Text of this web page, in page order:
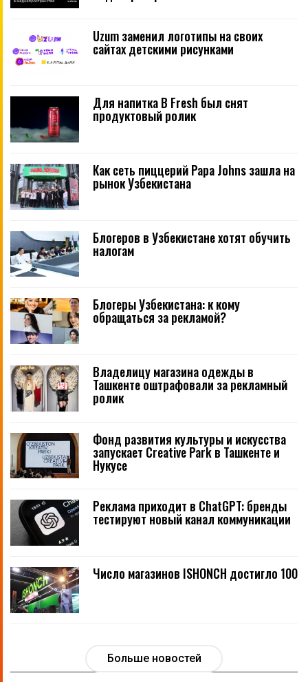
Uzum заменил логотипы на своих
сайтах детскими рисунками
Для напитка B Fresh был снят
продуктовый ролик
Как сеть пиццерий Papa Johns зашла на
рынок Узбекистана
Блогеров в Узбекистане хотят обучить
налогам
Блогеры Узбекистана: к кому
обращаться за рекламой?
Владелицу магазина одежды в
Ташкенте оштрафовали за рекламный
ролик
Фонд развития культуры и искусства
запускает Creative Park в Ташкенте и
Нукусе
Реклама приходит в ChatGPT: бренды
тестируют новый канал коммуникации
Число магазинов ISHONCH достигло 100
Больше новостей